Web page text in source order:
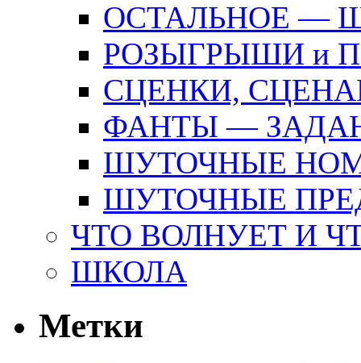
ОСТАЛЬНОЕ —
РОЗЫГРЫШИ и
СЦЕНКИ,
ФАНТЫ —
ШУТОЧНЫЕ
ШУТОЧНЫЕ
ЧТО ВОЛНУЕТ И
ШКОЛА
Метки